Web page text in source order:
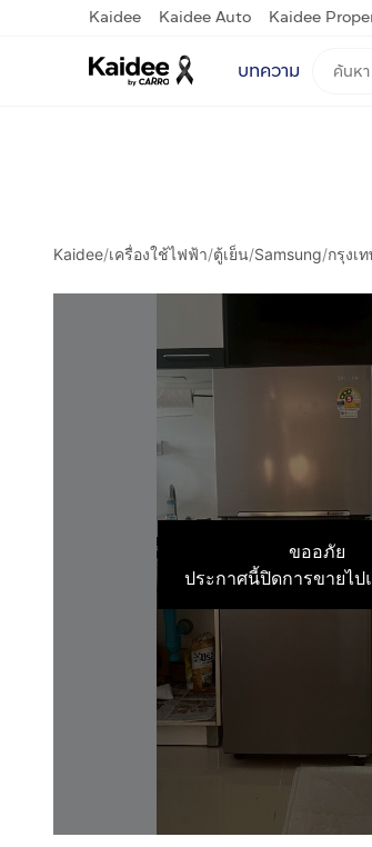
Kaidee Kaidee Auto Kaidee
บทความ
Kaidee/เครื่องใช้ไฟฟ้า/ตู้เย็น/Samsung/กรุงเ
ขออภัย
ประกาศนี้ปิดการขายไ